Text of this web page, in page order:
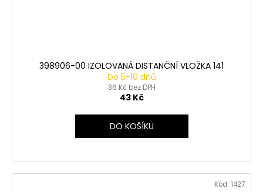
398906-00 IZOLOVANÁ DISTANČNÍ VLOŽKA 141
Do 5-10 dnů
36 Kč bez DPH
43 Kč
DO KOŠÍKU
Kód: 1427